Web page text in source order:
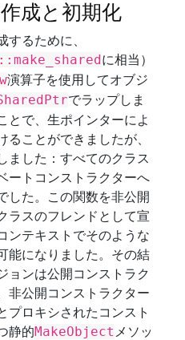
成と初期化
るために、
に相当）
演算子を使用してオブジ
でラップしま
とで、生ポインターによ
ことができましたが、
ました：すべてのクラス
ートコンストラクターへ
した。この関数を非公開
ラスのフレンドとして宣
ンテキストでそのような
能になりました。その結
ョンは公開コンストラク
非公開コンストラクター
プロキシされたコンスト
静的MakeObject メソッ